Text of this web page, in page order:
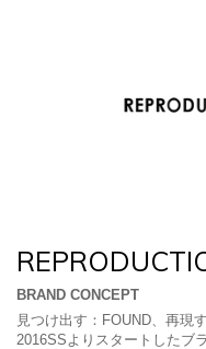
BRAND CONCEPT
見つけ出す：FOUND、再現
2016SSよりスタートしたブ